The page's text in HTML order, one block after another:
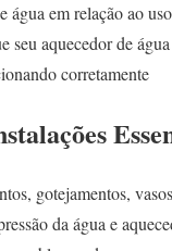
água em relação ao uso
seu aquecedor de
corretamente
gotejamentos,
da água e